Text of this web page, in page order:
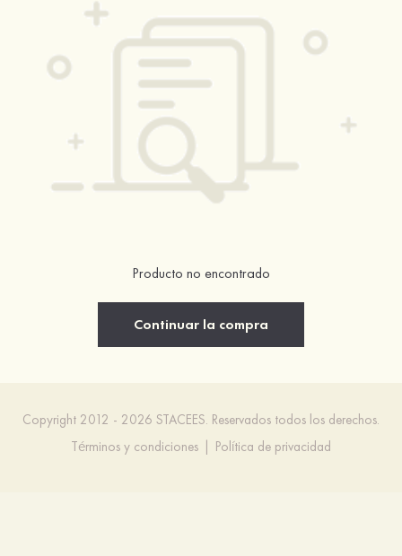
Producto no encontrado
Continuar la compra
Copyright 2012 - 2026 STACEES. Reservados todos los derechos.
Términos y condiciones
Política de privacidad